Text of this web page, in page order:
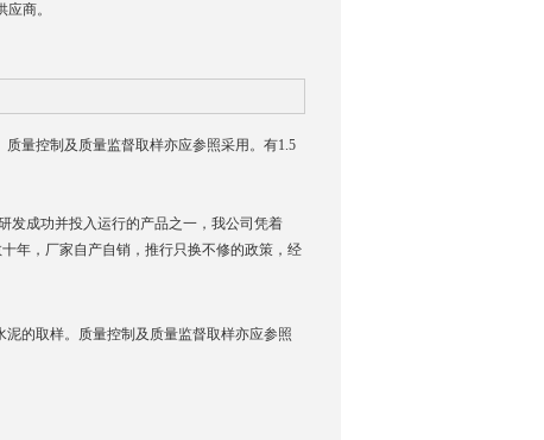
商。
量控制及质量监督取样亦应参照采用。有1.5
发成功并投入运行的产品之一，我公司凭着
年，厂家自产自销，推行只换不修的政策，经
泥的取样。质量控制及质量监督取样亦应参照